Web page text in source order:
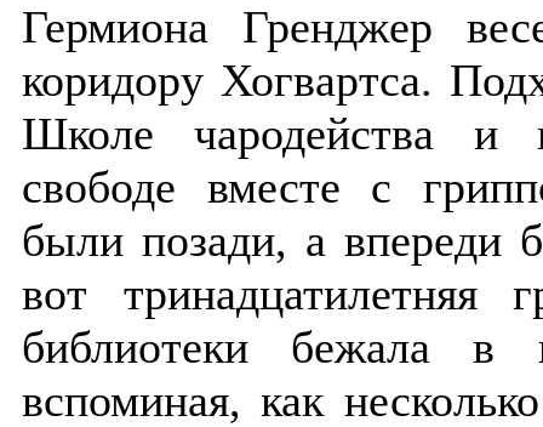
Гермиона Гренджер
коридору Хогвартса.
Школе чародейства и
свободе вместе с
были позади, а впереди
вот
библиотеки бежала
вспоминая, как